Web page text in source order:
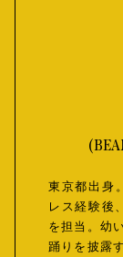
東京都出身
レス経験後
を担当。幼
踊りを披露